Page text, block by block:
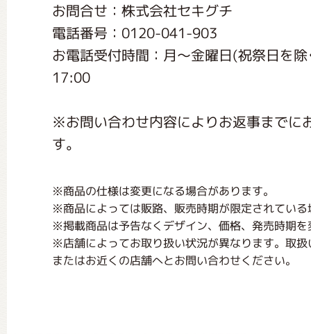
お問合せ：株式会社セキグチ
電話番号：0120-041-903
お電話受付時間：月〜金曜日(祝祭日を
17:00
※お問い合わせ内容によりお返事までに
す。
※商品の仕様は変更になる場合があります。
※商品によっては販路、販売時期が限定されてい
※掲載商品は予告なくデザイン、価格、発売時期
※店舗によってお取り扱い状況が異なります。取
またはお近くの店舗へとお問い合わせください。
くまのがっこう 家庭科部